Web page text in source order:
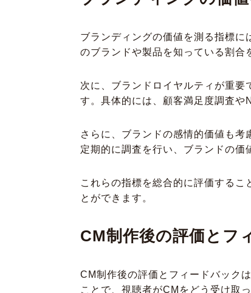
ブランディングの価値を測る指標
のブランドや製品を知っている割合
次に、ブランドロイヤルティが重要
す。具体的には、顧客満足度調査や
さらに、ブランドの感情的価値も考
定期的に調査を行い、ブランドの価
これらの指標を総合的に評価する
とができます。
CM制作後の評価とフ
CM制作後の評価とフィードバック
ことで、視聴者がCMをどう受け取